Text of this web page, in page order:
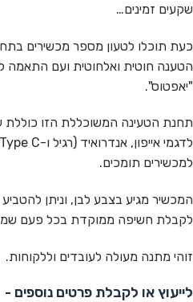
שקעים זמינים…
כעת תוכלו לטעון מספר מכשירים
הטענה חוטית ואלחוטית ועם התאמה
"יאפטוס".
תחנת הטעינה המשוכללת הזו כוללת
למכשירים תומכים.
המכשיר מגיע בצבע לבן, וניתן
לקבלת חשיפה ממוקדת בכל פעם
זוהי מתנה מעולה לעובדים וללקוחות.
לייעוץ או לקבלת פרטים נוספים -